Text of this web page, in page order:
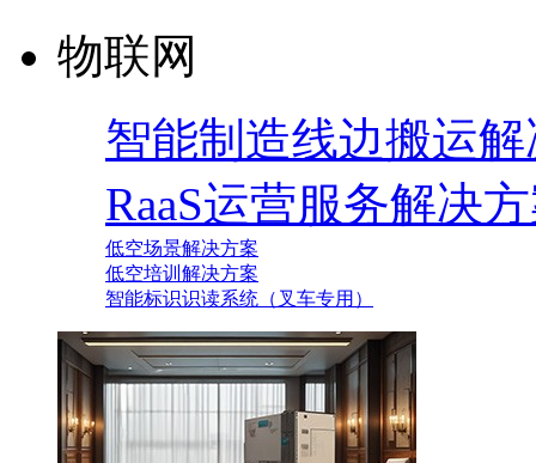
物联网
智能制造线边搬运
RaaS运营服务解决
低空场景解决方案
低空培训解决方案
智能标识识读系统（叉车专用）